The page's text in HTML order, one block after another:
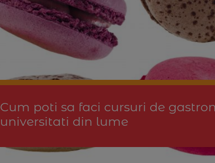
Cum poti sa faci cursuri de
universitati din lume